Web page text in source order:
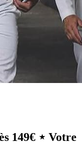
149€ ⋆ Votre